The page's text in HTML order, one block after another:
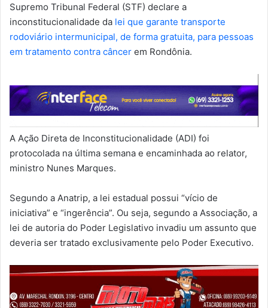
Supremo Tribunal Federal (STF) declare a
inconstitucionalidade da lei que garante transporte
rodoviário intermunicipal, de forma gratuita, para pessoas
em tratamento contra câncer em Rondônia.
A Ação Direta de Inconstitucionalidade (ADI) foi
protocolada na última semana e encaminhada ao relator,
ministro Nunes Marques.
Segundo a Anatrip, a lei estadual possui “vício de
iniciativa” e “ingerência”. Ou seja, segundo a Associação, a
lei de autoria do Poder Legislativo invadiu um assunto que
deveria ser tratado exclusivamente pelo Poder Executivo.